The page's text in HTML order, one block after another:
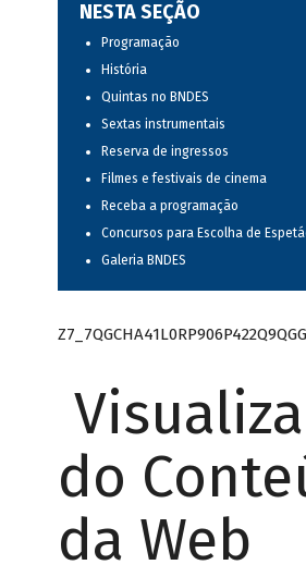
NESTA SEÇÃO
Programação
História
Quintas no BNDES
Sextas instrumentais
Reserva de ingressos
Filmes e festivais de cinema
Receba a programação
Concursos para Escolha de
Galeria BNDES
do
da Web